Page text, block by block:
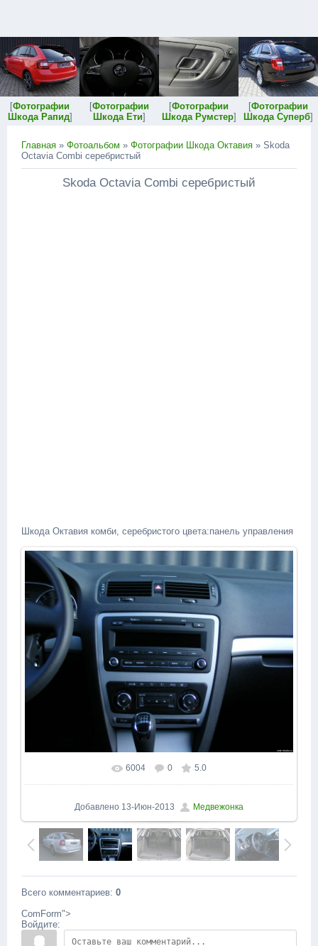
[Фотографии
Шкода Рапид]
[Фотографии
Шкода Ети]
[Фотографии
Шкода Румстер]
[Фотографии
Шкода Суперб]
Главная » Фотоальбом » Фотографии Шкода Октавия » Skoda
Octavia Combi серебристый
Skoda Octavia Combi серебристый
Шкода Октавия комби, серебристого цвета:панель управления
В реальном размере 1600x1200
6004 0 5.0
Добавлено 13-Июн-2013 Медвежонка
Всего комментариев: 0
ComForm">
Войдите: